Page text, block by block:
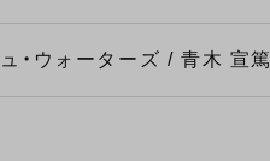
・ウォーターズ / 青木 宣篤